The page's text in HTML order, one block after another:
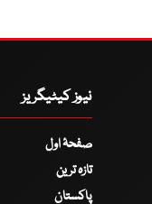
نیوز کیٹیگریز
صفحۂ اول
تازہ ترین
پاکستان